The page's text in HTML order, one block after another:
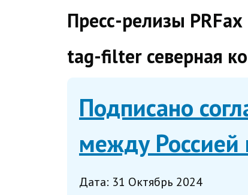
Пресс-релизы PRFax
tag-filter северная
Подписано
между
Дата: 31 Октябрь 2024